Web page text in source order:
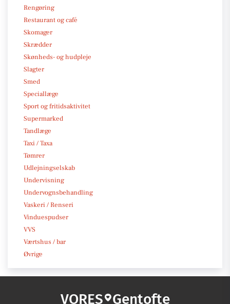
Rengøring
Restaurant og café
Skomager
Skrædder
Skønheds- og hudpleje
Slagter
Smed
Speciallæge
Sport og fritidsaktivitet
Supermarked
Tandlæge
Taxi / Taxa
Tømrer
Udlejningselskab
Undervisning
Undervognsbehandling
Vaskeri / Renseri
Vinduespudser
VVS
Værtshus / bar
Øvrige
VORES Gentofte